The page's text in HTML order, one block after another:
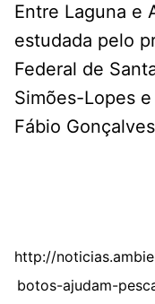
Entre Laguna e
estudada pelo
Federal de
Simões-Lopes
Fábio
http://
botos-ajudam-